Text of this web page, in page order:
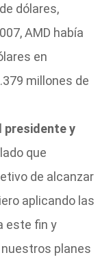
dólares,
AMD había
en
millones de
presidente y
que
de alcanzar
aplicando las
este fin y
planes